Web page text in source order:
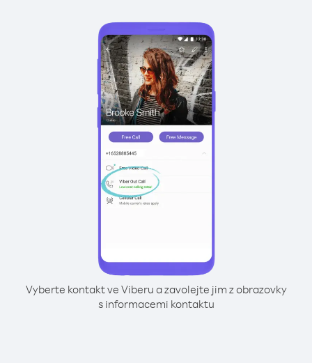
Vyberte kontakt ve Viberu a zavolejte jim z obrazovky
s informacemi kontaktu